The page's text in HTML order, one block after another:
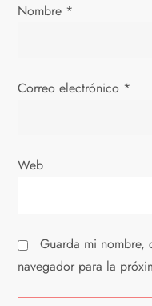
d
s
Nombre *
Correo electrónico *
Web
Guarda mi nombre,
navegador para la